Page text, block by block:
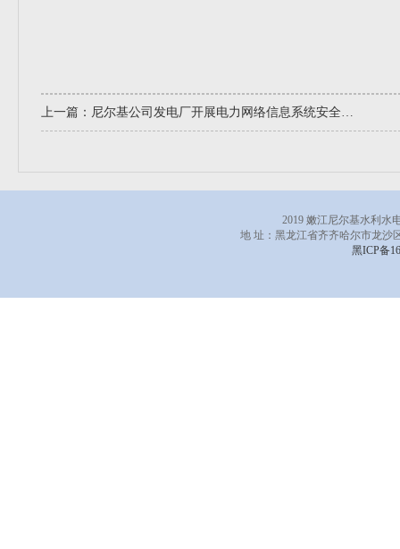
上一篇： 尼尔基公司发电厂开展电力网络信息系统安全应急预案演练
2019 嫩江尼尔基水利水
地 址：黑龙江省齐齐哈尔市龙
黑ICP备